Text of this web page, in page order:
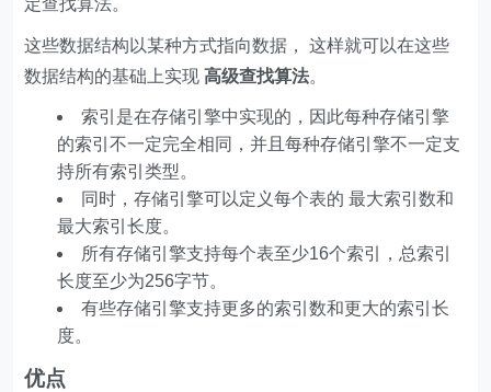
定查找算法。
这些数据结构以某种方式指向数据， 这样就可以在这些
数据结构的基础上实现高级查找算法。
索引是在存储引擎中实现的，因此每种存储引擎
的索引不一定完全相同，并且每种存储引擎不一定支
持所有索引类型。
同时，存储引擎可以定义每个表的 最大索引数和
最大索引长度。
所有存储引擎支持每个表至少16个索引，总索引
长度至少为256字节。
有些存储引擎支持更多的索引数和更大的索引长
度。
优点